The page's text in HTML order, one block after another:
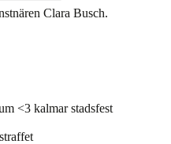
Clara Busch.
<3 kalmar stadsfest